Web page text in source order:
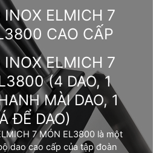
INOX ELMICH 7
CAO CẤP
INOX ELMICH 7
(4 DAO, 1
MÀI DAO, 1
ĐỂ DAO)
7 MÓN EL3800 là một
dao cao cấp của tập đoàn